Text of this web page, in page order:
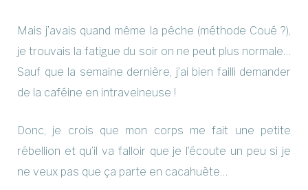
Mais j’avais quand même la pêche (méthode Coué ?),
je trouvais la fatigue du soir on ne peut plus normale…
Sauf que la semaine dernière, j’ai bien failli demander
de la caféine en intraveineuse !
Donc, je crois que mon corps me fait une petite
rébellion et qu’il va falloir que je l’écoute un peu si je
ne veux pas que ça parte en cacahuète…